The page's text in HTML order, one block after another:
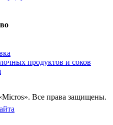
продуктов и соков
Все права защищены.